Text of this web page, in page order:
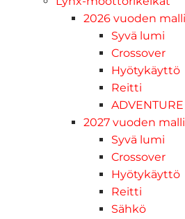
2026 vuoden
Syvä lumi
Crossover
Hyötykäyttö
Reitti
2027 vuoden
Syvä lumi
Crossover
Hyötykäyttö
Reitti
Sähkö